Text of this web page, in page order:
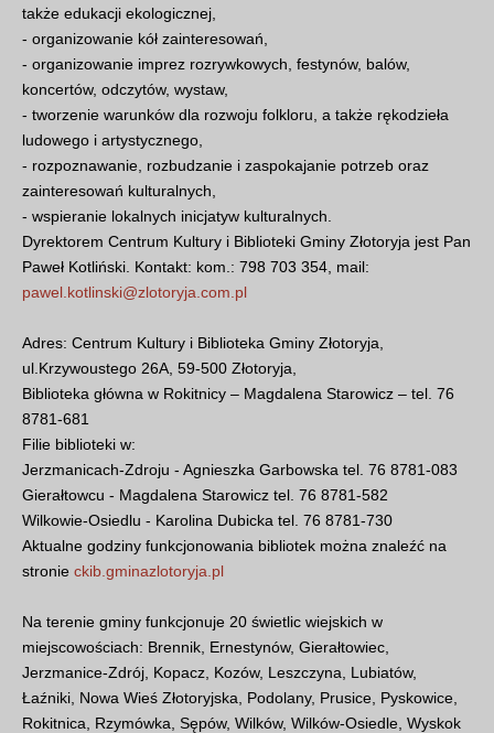
także edukacji ekologicznej,
- organizowanie kół zainteresowań,
- organizowanie imprez rozrywkowych, festynów, balów,
koncertów, odczytów, wystaw,
- tworzenie warunków dla rozwoju folkloru, a także rękodzieła
ludowego i artystycznego,
- rozpoznawanie, rozbudzanie i zaspokajanie potrzeb oraz
zainteresowań kulturalnych,
- wspieranie lokalnych inicjatyw kulturalnych.
Dyrektorem Centrum Kultury i Biblioteki Gminy Złotoryja jest Pan
Paweł Kotliński. Kontakt: kom.: 798 703 354, mail:
pawel.kotlinski@zlotoryja.com.pl
Adres: Centrum Kultury i Biblioteka Gminy Złotoryja,
ul.Krzywoustego 26A, 59-500 Złotoryja,
Biblioteka główna w Rokitnicy – Magdalena Starowicz – tel. 76
8781-681
Filie biblioteki w:
Jerzmanicach-Zdroju - Agnieszka Garbowska tel. 76 8781-083
Gierałtowcu - Magdalena Starowicz tel. 76 8781-582
Wilkowie-Osiedlu - Karolina Dubicka tel. 76 8781-730
Aktualne godziny funkcjonowania bibliotek można znaleźć na
stronie ckib.gminazlotoryja.pl
Na terenie gminy funkcjonuje 20 świetlic wiejskich w
miejscowościach: Brennik, Ernestynów, Gierałtowiec,
Jerzmanice-Zdrój, Kopacz, Kozów, Leszczyna, Lubiatów,
Łaźniki, Nowa Wieś Złotoryjska, Podolany, Prusice, Pyskowice,
Rokitnica, Rzymówka, Sępów, Wilków, Wilków-Osiedle, Wyskok